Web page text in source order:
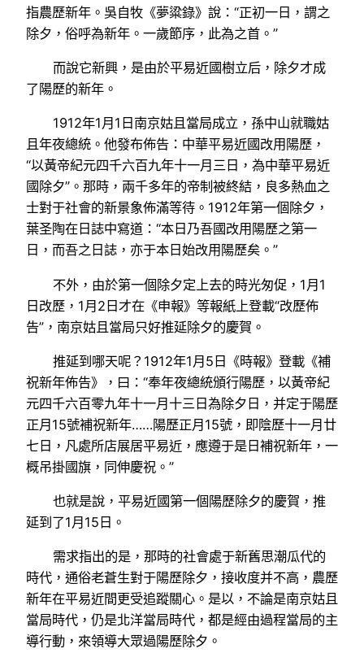
指農歷新年。吳自牧《夢粱錄》說：“正初一日，謂之
除夕，俗呼為新年。一歲節序，此為之首。”
而說它新興，是由於平易近國樹立后，除夕才成
了陽歷的新年。
1912年1月1日南京姑且當局成立，孫中山就職姑
且年夜總統。他發布佈告：中華平易近國改用陽歷，
“以黃帝紀元四千六百九年十一月三日，為中華平易近
國除夕”。那時，兩千多年的帝制被終結，良多熱血之
士對于社會的新景象佈滿等待。1912年第一個除夕，
葉圣陶在日誌中寫道：“本日乃吾國改用陽歷之第一
日，而吾之日誌，亦于本日始改用陽歷矣。”
不外，由於第一個除夕定上去的時光匆促，1月1
日改歷，1月2日才在《申報》等報紙上登載“改歷佈
告”，南京姑且當局只好推延除夕的慶賀。
推延到哪天呢？1912年1月5日《時報》登載《補
祝新年佈告》，曰：“奉年夜總統頒行陽歷，以黃帝紀
元四千六百零九年十一月十三日為除夕日，并定于陽歷
正月15號補祝新年……陽歷正月15號，即陰歷十一月廿
七日，凡處所店展居平易近，應遵于是日補祝新年，一
概吊掛國旗，同伸慶祝。”
也就是說，平易近國第一個陽歷除夕的慶賀，推
延到了1月15日。
需求指出的是，那時的社會處于新舊思潮瓜代的
時代，通俗老蒼生對于陽歷除夕，接收度并不高，農歷
新年在平易近間更受追蹤關心。是以，不論是南京姑且
當局時代，仍是北洋當局時代，都是經由過程當局的主
導行動，來領導大眾過陽歷除夕。